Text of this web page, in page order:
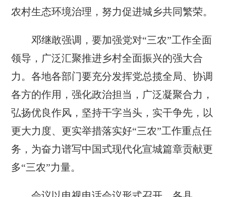
农村生态环境治理，努力促进城乡共同繁荣。
邓继敢强调，要加强党对“三农”工作全面
领导，广泛汇聚推进乡村全面振兴的强大合
力。各地各部门要充分发挥党总揽全局、协调
各方的作用，强化政治担当，广泛凝聚合力，
弘扬优良作风，坚持干字当头，实干争先，以
更大力度、更实举措落实好“三农”工作重点任
务，为奋力谱写中国式现代化宣城篇章贡献更
多“三农”力量。